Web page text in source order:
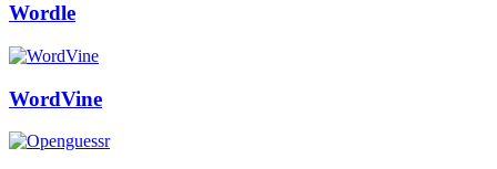
Wordle
WordVine